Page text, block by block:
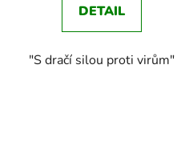
DETAIL
"S dračí silou proti virům"